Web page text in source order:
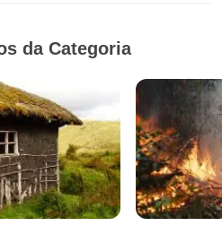
da Categoria